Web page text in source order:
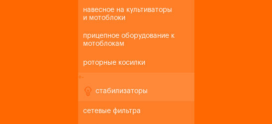
навесное на культиваторы
и мотоблоки
прицепное оборудование к
мотоблокам
роторные косилки
+-
стабилизаторы
сетевые фильтра